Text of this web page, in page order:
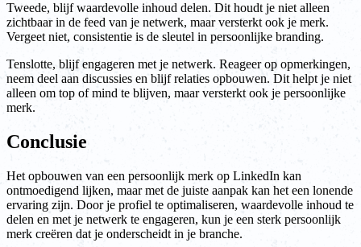
Tweede, blijf waardevolle inhoud delen. Dit houdt je niet alleen
zichtbaar in de feed van je netwerk, maar versterkt ook je merk.
Vergeet niet, consistentie is de sleutel in persoonlijke branding.
Tenslotte, blijf engageren met je netwerk. Reageer op opmerkingen,
neem deel aan discussies en blijf relaties opbouwen. Dit helpt je niet
alleen om top of mind te blijven, maar versterkt ook je persoonlijke
merk.
Conclusie
Het opbouwen van een persoonlijk merk op LinkedIn kan
ontmoedigend lijken, maar met de juiste aanpak kan het een lonende
ervaring zijn. Door je profiel te optimaliseren, waardevolle inhoud te
delen en met je netwerk te engageren, kun je een sterk persoonlijk
merk creëren dat je onderscheidt in je branche.